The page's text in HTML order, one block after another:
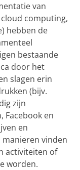
van
computing,
hebben de
bestaande
door het
slagen erin
(bijv.
zijn
Facebook en
en
vinden
activiteiten of
worden.